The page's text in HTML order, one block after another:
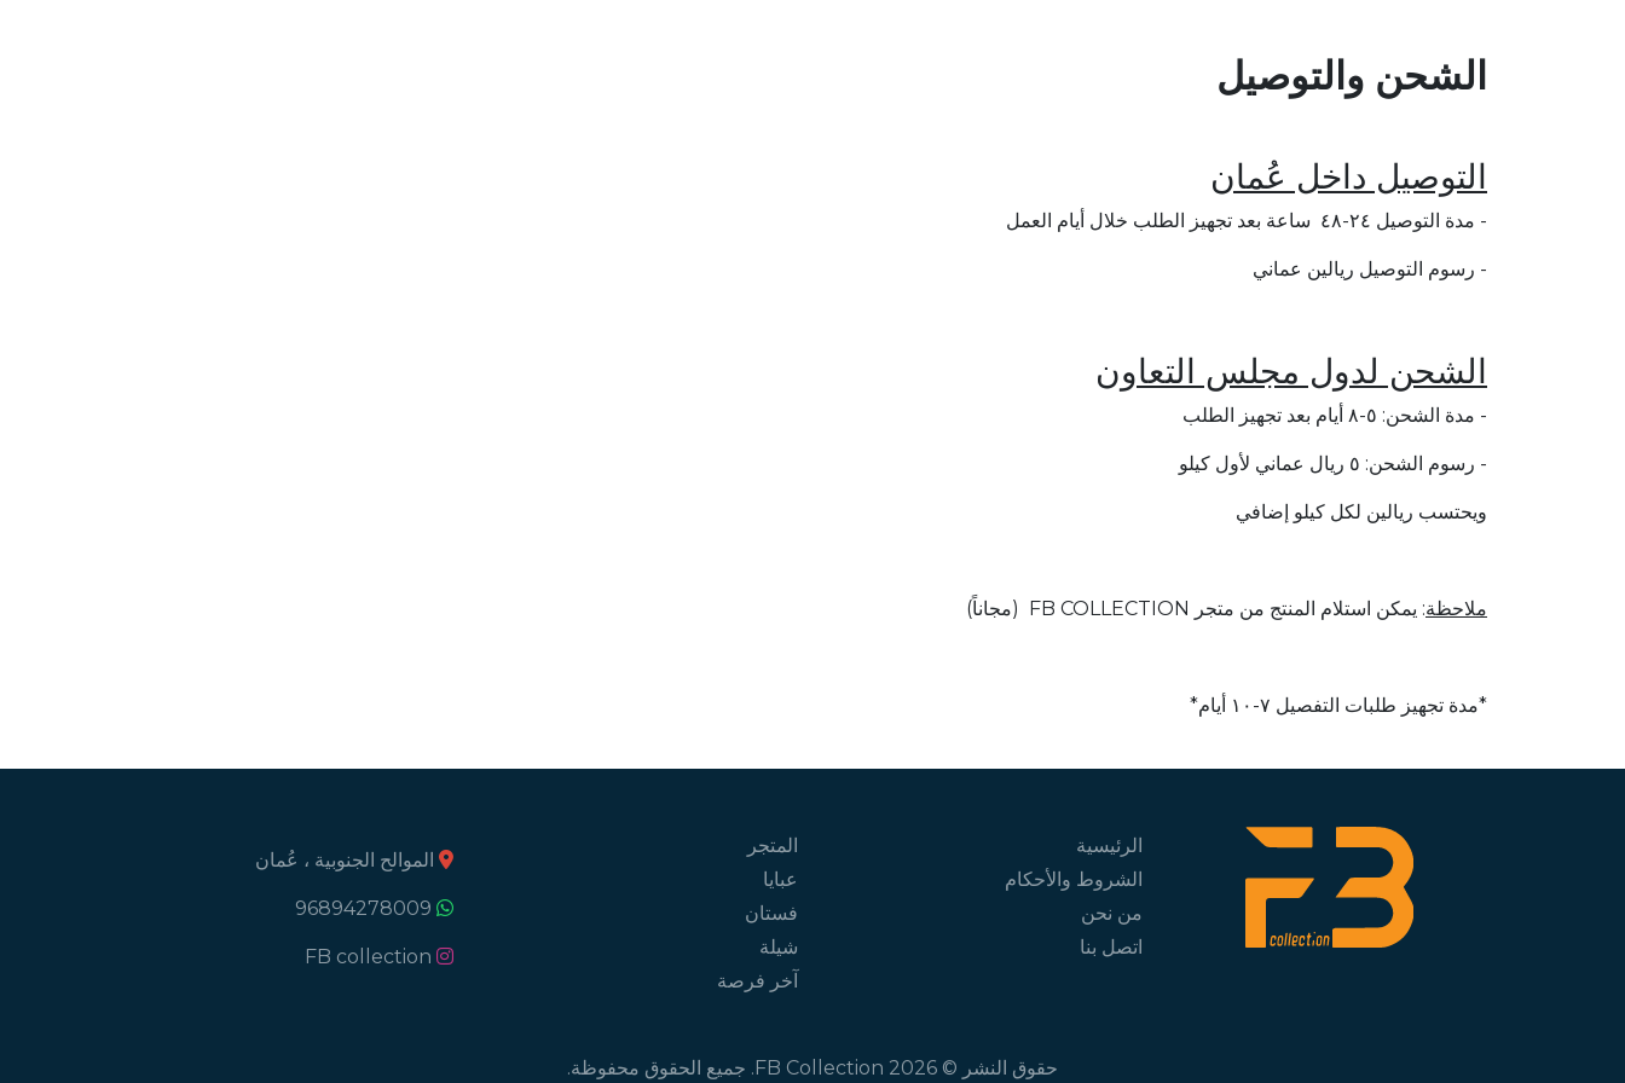
الشحن والتوصيل
التوصيل داخل عُمان
- مدة التوصيل ٢٤-٤٨ ساعة بعد تجهيز الطلب خلال أيام العمل
- رسوم التوصيل ريالين عماني
الشحن لدول مجلس التعاون
- مدة الشحن: ٥-٨ أيام بعد تجهيز الطلب
- رسوم الشحن: ٥ ريال عماني لأول كيلو
ويحتسب ريالين لكل كيلو إضافي
ملاحظة: يمكن استلام المنتج من متجر FB COLLECTION (مجاناً)
*مدة تجهيز طلبات التفصيل ٧-١٠ أيام*
الرئيسية
الشروط والأحكام
من نحن
اتصل بنا
المتجر
عبايا
فستان
شيلة
آخر فرصة
الموالح الجنوبية ، عُمان
96894278009
FB collection
حقوق النشر © 2026 FB Collection. جميع الحقوق محفوظة.